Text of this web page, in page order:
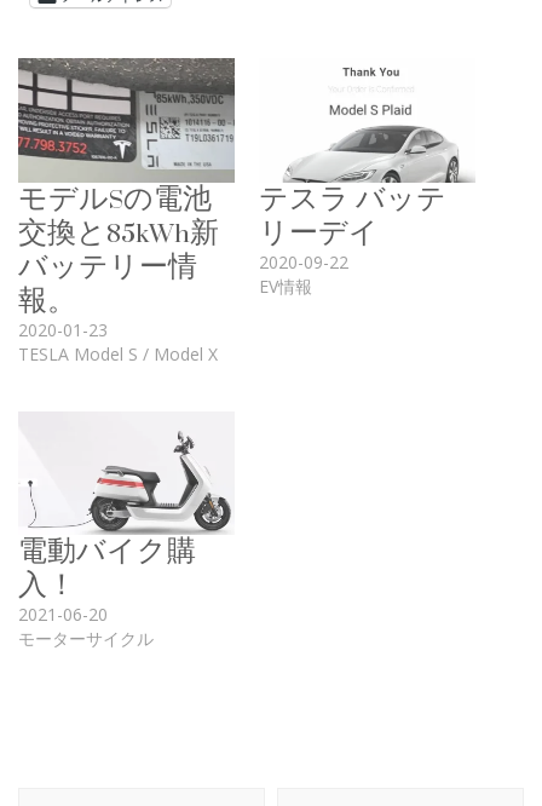
モデルSの電池
交換と85kWh新
バッテリー情
報。
2020-01-23
TESLA Model S / Model X
テスラ バッテ
リーデイ
2020-09-22
EV情報
電動バイク購
入！
2021-06-20
モーターサイクル